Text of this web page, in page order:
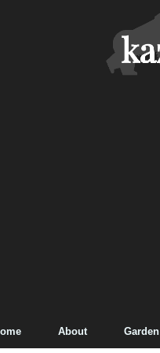
About Garden